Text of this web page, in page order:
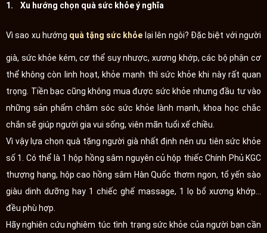
1. Xu hướng chọn quà sức khỏe ý nghĩa
Vì sao xu hướng quà tặng sức khỏe lại lên ngôi? Đặc biệt với người
già, sức khỏe kém, cơ thể suy nhược, xương khớp, các bộ phận cơ
thể không còn linh hoạt, khỏe mạnh thì sức khỏe khi này rất quan
trọng. Tiền bạc cũng không mua được sức khỏe nhưng đầu tư vào
những sản phẩm chăm sóc sức khỏe lành mạnh, khoa học chắc
chắn sẽ giúp người gia vui sống, viên mãn tuổi xế chiều.
Vì vậy lựa chọn quà tặng người già nhất định nên ưu tiên sức khỏe
số 1. Có thể là 1 hộp hồng sâm nguyên củ hộp thiếc Chính Phủ KGC
thượng hạng, hộp cao hồng sâm Hàn Quốc thơm ngon, tổ yến sào
giàu dinh dưỡng hay 1 chiếc ghế massage, 1 lọ bổ xương khớp...
đều phù hợp.
Hãy nghiên cứu nghiêm túc tình trạng sức khỏe của người bạn cần